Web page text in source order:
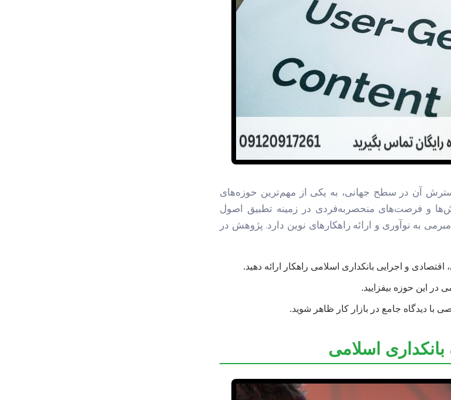
آن در سطح جهانی، به یکی از مهم‌ترین حوزه‌های
و فرصت‌های منحصربه‌فردی در زمینه تطبیق اصول
به نوآوری و ارائه راهکارهای نوین دارد. پژوهش در
و اجرایی بانکداری اسلامی راهکار ارائه دهید.
در این حوزه بیفزایید.
با دیدگاه جامع در بازار کار ظاهر شوید.
اسلامی